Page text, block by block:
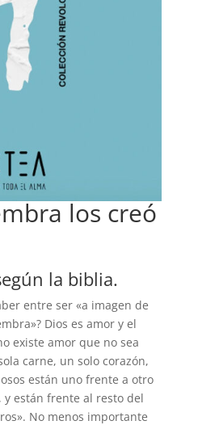
los creó
la biblia.
entre ser «a imagen de
Dios es amor y el
existe amor que no sea
carne, un solo corazón,
están uno frente a otro
y están frente al resto del
No menos importante